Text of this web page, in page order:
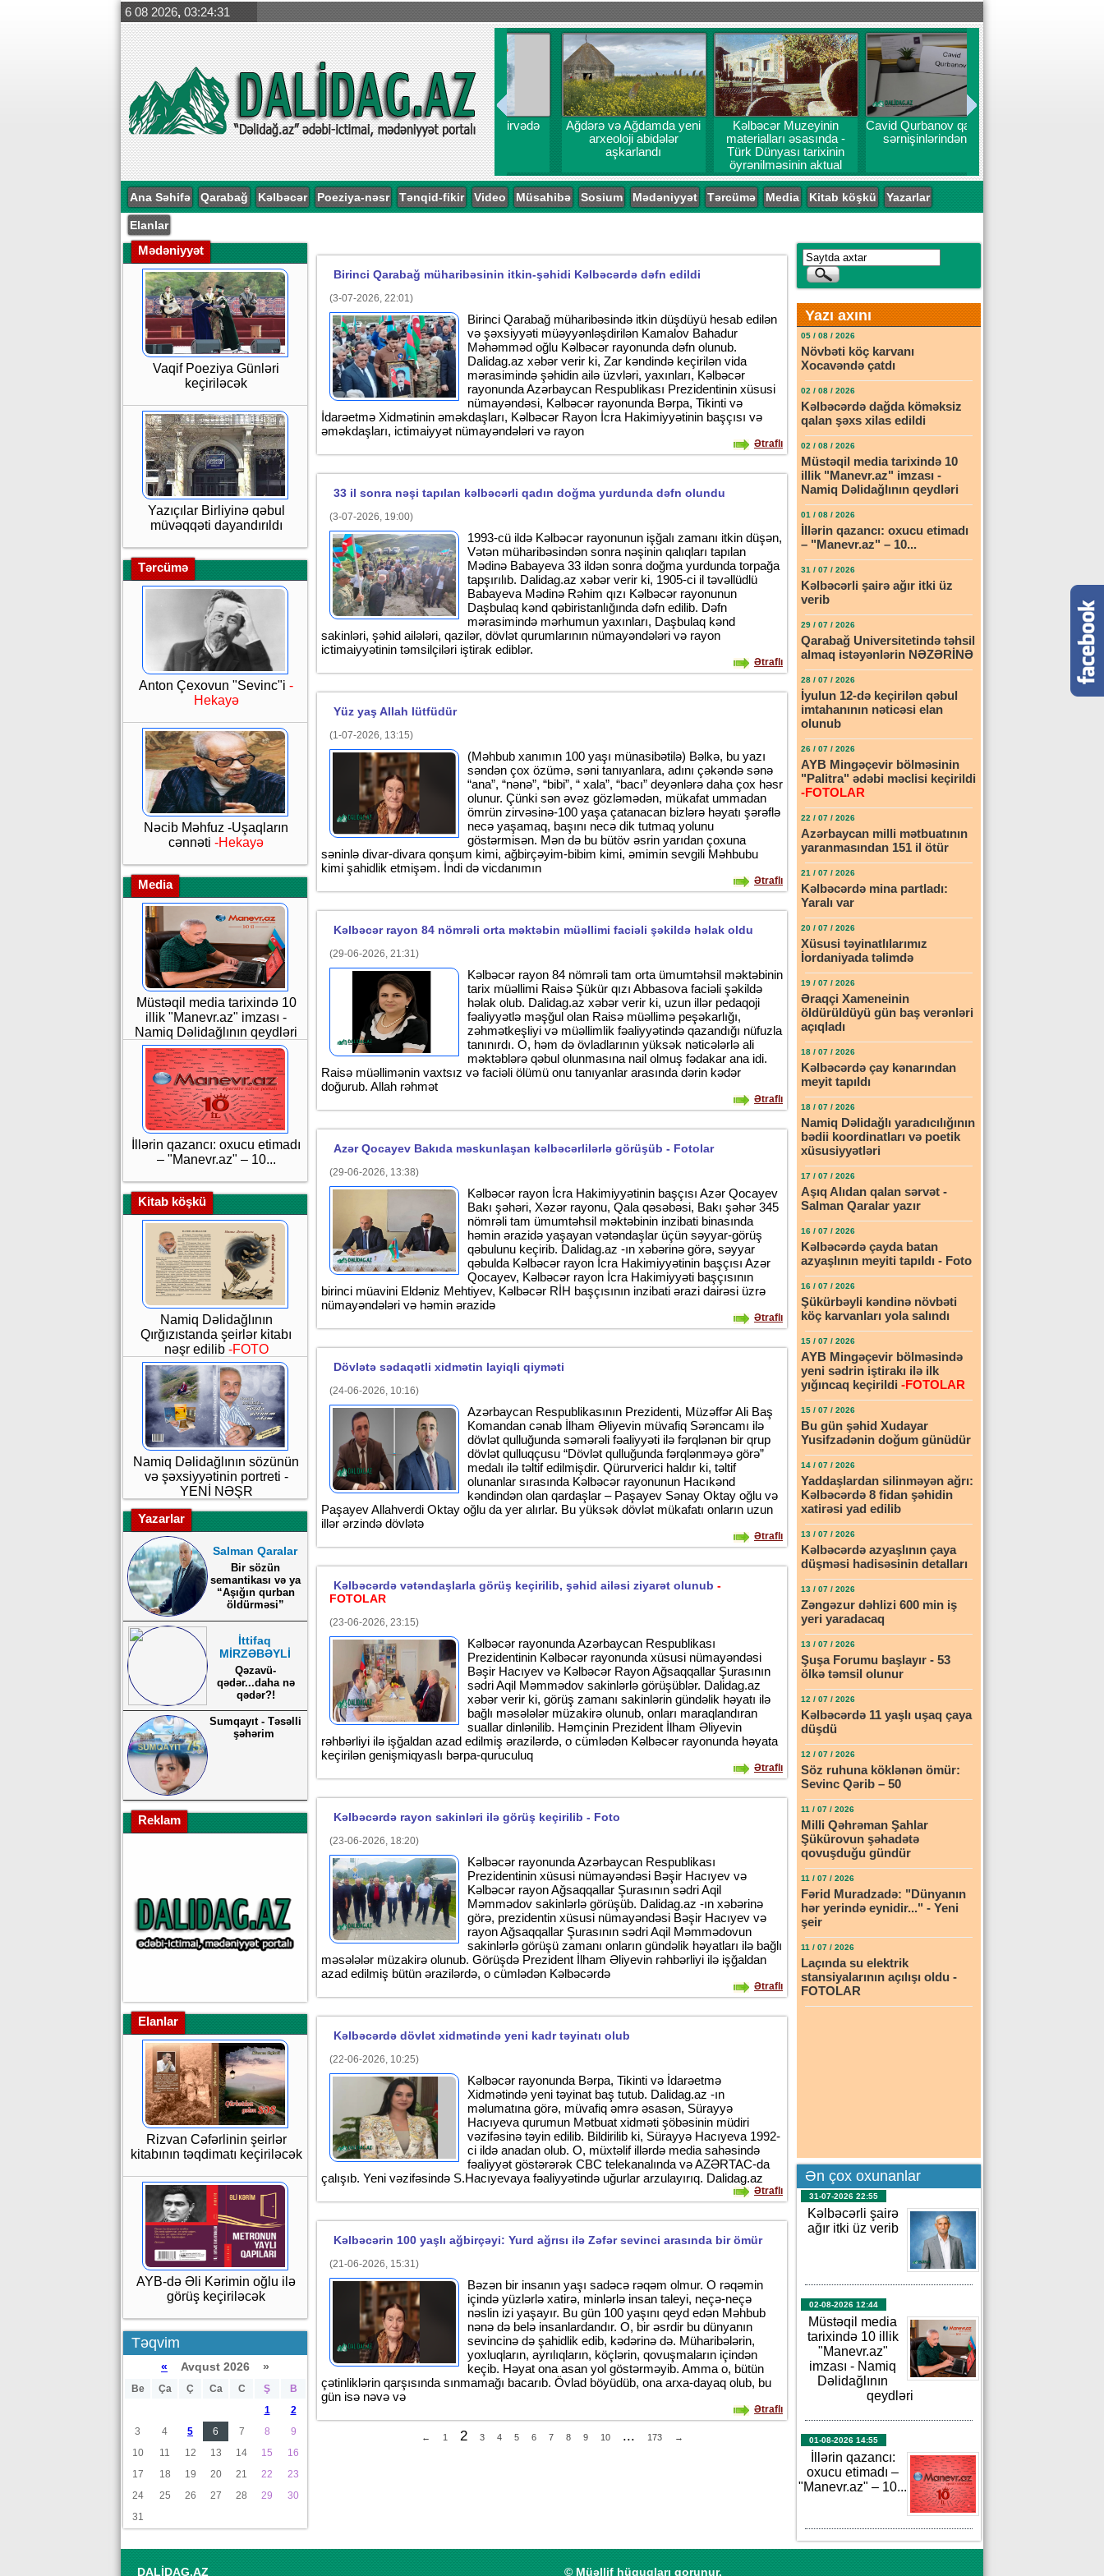
6 08 2026, 03:24:32
Ağdərə və Ağdamda yeni
arxeoloji abidələr
aşkarlandı
Kəlbəcər Muzeyinin
materialları əsasında -
Türk Dünyası tarixinin
öyrənilməsinin aktual
problemləri
Cavid Qurbanov qatarın ilk
sərnişinlərindən oldu
Ana Səhifə Qarabağ Kəlbəcər Poeziya-nəsr Tənqid-fikir Video Müsahibə Sosium Mədəniyyət Tərcümə Media Kitab köşkü Yazarlar
Elanlar
Mədəniyyət
Vaqif Poeziya Günləri
keçiriləcək
Yazıçılar Birliyinə qəbul
müvəqqəti dayandırıldı
Tərcümə
Anton Çexovun "Sevinc"i -
Hekayə
Nəcib Məhfuz -Uşaqların
cənnəti -Hekayə
Media
Müstəqil media tarixində 10
illik "Manevr.az" imzası -
Namiq Dəlidağlının qeydləri
İllərin qazancı: oxucu etimadı
– "Manevr.az" – 10...
Kitab köşkü
Namiq Dəlidağlının
Qırğızıstanda şeirlər kitabı
nəşr edilib -FOTO
Namiq Dəlidağlının sözünün
və şəxsiyyətinin portreti -
YENİ NƏŞR
Yazarlar
Salman Qaralar
Bir sözün
semantikası və ya
“Aşığın qurban
öldürməsi”
İttifaq
MİRZƏBƏYLİ
Qəzavü-
qədər...daha nə
qədər?!
Sumqayıt - Təsəlli
şəhərim
Reklam
Elanlar
Rizvan Cəfərlinin şeirlər
kitabının təqdimatı keçiriləcək
AYB-də Əli Kərimin oğlu ilə
görüş keçiriləcək
Təqvim
« Avqust 2026 »
Be Ça Ç Ca C Ş
B
1
2
3
4 5 6 7 8
9
10
11 12 13 14 15
16
17
18 19 20 21 22
23
24
25 26 27 28 29
30
31
Birinci Qarabağ müharibəsinin itkin-şəhidi Kəlbəcərdə dəfn edildi
(3-07-2026, 22:01)
Birinci Qarabağ müharibəsində itkin düşdüyü hesab edilən
və şəxsiyyəti müəyyənləşdirilən Kamalov Bahadur
Məhəmməd oğlu Kəlbəcər rayonunda dəfn olunub.
Dalidag.az xəbər verir ki, Zar kəndində keçirilən vida
mərasimində şəhidin ailə üzvləri, yaxınları, Kəlbəcər
rayonunda Azərbaycan Respublikası Prezidentinin xüsusi
nümayəndəsi, Kəlbəcər rayonunda Bərpa, Tikinti və
İdarəetmə Xidmətinin əməkdaşları, Kəlbəcər Rayon İcra Hakimiyyətinin başçısı və
əməkdaşları, ictimaiyyət nümayəndələri və rayon
Ətraflı
33 il sonra nəşi tapılan kəlbəcərli qadın doğma yurdunda dəfn olundu
(3-07-2026, 19:00)
1993-cü ildə Kəlbəcər rayonunun işğalı zamanı itkin düşən,
Vətən müharibəsindən sonra nəşinin qalıqları tapılan
Mədinə Babayeva 33 ildən sonra doğma yurdunda torpağa
tapşırılıb. Dalidag.az xəbər verir ki, 1905-ci il təvəllüdlü
Babayeva Mədinə Rəhim qızı Kəlbəcər rayonunun
Daşbulaq kənd qəbiristanlığında dəfn edilib. Dəfn
mərasimində mərhumun yaxınları, Daşbulaq kənd
sakinləri, şəhid ailələri, qazilər, dövlət qurumlarının nümayəndələri və rayon
ictimaiyyətinin təmsilçiləri iştirak ediblər.
Ətraflı
Yüz yaş Allah lütfüdür
(1-07-2026, 13:15)
(Məhbub xanımın 100 yaşı münasibətilə) Bəlkə, bu yazı
səndən çox özümə, səni tanıyanlara, adını çəkəndə sənə
“ana”, “nənə”, “bibi”, “ xala”, “bacı” deyənlərə daha çox həsr
olunur. Çünki sən əvəz gözləmədən, mükafat ummadan
ömrün zirvəsinə-100 yaşa çatanacan bizlərə həyatı şərəflə
necə yaşamaq, başını necə dik tutmaq yolunu
göstərmisən. Mən də bu bütöv əsrin yarıdan çoxuna
səninlə divar-divara qonşum kimi, ağbirçəyim-bibim kimi, əmimin sevgili Məhbubu
kimi şahidlik etmişəm. İndi də vicdanımın
Ətraflı
Kəlbəcər rayon 84 nömrəli orta məktəbin müəllimi faciəli şəkildə həlak oldu
(29-06-2026, 21:31)
Kəlbəcər rayon 84 nömrəli tam orta ümumtəhsil məktəbinin
tarix müəllimi Raisə Şükür qızı Abbasova faciəli şəkildə
həlak olub. Dalidag.az xəbər verir ki, uzun illər pedaqoji
fəaliyyətlə məşğul olan Raisə müəllimə peşəkarlığı,
zəhmətkeşliyi və müəllimlik fəaliyyətində qazandığı nüfuzla
tanınırdı. O, həm də övladlarının yüksək nəticələrlə ali
məktəblərə qəbul olunmasına nail olmuş fədakar ana idi.
Raisə müəllimənin vaxtsız və faciəli ölümü onu tanıyanlar arasında dərin kədər
doğurub. Allah rəhmət
Ətraflı
Azər Qocayev Bakıda məskunlaşan kəlbəcərlilərlə görüşüb - Fotolar
(29-06-2026, 13:38)
Kəlbəcər rayon İcra Hakimiyyətinin başçısı Azər Qocayev
Bakı şəhəri, Xəzər rayonu, Qala qəsəbəsi, Bakı şəhər 345
nömrəli tam ümumtəhsil məktəbinin inzibati binasında
həmin ərazidə yaşayan vətəndaşlar üçün səyyar-görüş
qəbulunu keçirib. Dalidag.az -ın xəbərinə görə, səyyar
qəbulda Kəlbəcər rayon İcra Hakimiyyətinin başçısı Azər
Qocayev, Kəlbəcər rayon İcra Hakimiyyəti başçısının
birinci müavini Eldəniz Mehtiyev, Kəlbəcər RİH başçısının inzibati ərazi dairəsi üzrə
nümayəndələri və həmin ərazidə
Ətraflı
Dövlətə sədaqətli xidmətin layiqli qiyməti
(24-06-2026, 10:16)
Azərbaycan Respublikasının Prezidenti, Müzəffər Ali Baş
Komandan cənab İlham Əliyevin müvafiq Sərəncamı ilə
dövlət qulluğunda səmərəli fəaliyyəti ilə fərqlənən bir qrup
dövlət qulluqçusu “Dövlət qulluğunda fərqlənməyə görə”
medalı ilə təltif edilmişdir. Qürurverici haldır ki, təltif
olunanlar sırasında Kəlbəcər rayonunun Hacıkənd
kəndindən olan qardaşlar – Paşayev Sənay Oktay oğlu və
Paşayev Allahverdi Oktay oğlu da yer alırlar. Bu yüksək dövlət mükafatı onların uzun
illər ərzində dövlətə
Ətraflı
Kəlbəcərdə vətəndaşlarla görüş keçirilib, şəhid ailəsi ziyarət olunub -
FOTOLAR
(23-06-2026, 23:15)
Kəlbəcər rayonunda Azərbaycan Respublikası
Prezidentinin Kəlbəcər rayonunda xüsusi nümayəndəsi
Bəşir Hacıyev və Kəlbəcər Rayon Ağsaqqallar Şurasının
sədri Aqil Məmmədov sakinlərlə görüşüblər. Dalidag.az
xəbər verir ki, görüş zamanı sakinlərin gündəlik həyatı ilə
bağlı məsələlər müzakirə olunub, onları maraqlandıran
suallar dinlənilib. Həmçinin Prezident İlham Əliyevin
rəhbərliyi ilə işğaldan azad edilmiş ərazilərdə, o cümlədən Kəlbəcər rayonunda həyata
keçirilən genişmiqyaslı bərpa-quruculuq
Ətraflı
Kəlbəcərdə rayon sakinləri ilə görüş keçirilib - Foto
(23-06-2026, 18:20)
Kəlbəcər rayonunda Azərbaycan Respublikası
Prezidentinin xüsusi nümayəndəsi Bəşir Hacıyev və
Kəlbəcər rayon Ağsaqqallar Şurasının sədri Aqil
Məmmədov sakinlərlə görüşüb. Dalidag.az -ın xəbərinə
görə, prezidentin xüsusi nümayəndəsi Bəşir Hacıyev və
rayon Ağsaqqallar Şurasının sədri Aqil Məmmədovun
sakinlərlə görüşü zamanı onların gündəlik həyatları ilə bağlı
məsələlər müzakirə olunub. Görüşdə Prezident İlham Əliyevin rəhbərliyi ilə işğaldan
azad edilmiş bütün ərazilərdə, o cümlədən Kəlbəcərdə
Ətraflı
Kəlbəcərdə dövlət xidmətində yeni kadr təyinatı olub
(22-06-2026, 10:25)
Kəlbəcər rayonunda Bərpa, Tikinti və İdarəetmə
Xidmətində yeni təyinat baş tutub. Dalidag.az -ın
məlumatına görə, müvafiq əmrə əsasən, Sürayyə
Hacıyeva qurumun Mətbuat xidməti şöbəsinin müdiri
vəzifəsinə təyin edilib. Bildirilib ki, Sürayyə Hacıyeva 1992-
ci ildə anadan olub. O, müxtəlif illərdə media sahəsində
fəaliyyət göstərərək CBC telekanalında və AZƏRTAC-da
çalışıb. Yeni vəzifəsində S.Hacıyevaya fəaliyyətində uğurlar arzulayırıq. Dalidag.az
Ətraflı
Kəlbəcərin 100 yaşlı ağbirçəyi: Yurd ağrısı ilə Zəfər sevinci arasında bir ömür
(21-06-2026, 15:31)
Bəzən bir insanın yaşı sadəcə rəqəm olmur. O rəqəmin
içində yüzlərlə xatirə, minlərlə insan taleyi, neçə-neçə
nəslin izi yaşayır. Bu gün 100 yaşını qeyd edən Məhbub
nənə də belə insanlardandır. O, bir əsrdir bu dünyanın
sevincinə də şahidlik edib, kədərinə də. Müharibələrin,
yoxluqların, ayrılıqların, köçlərin, qovuşmaların içindən
keçib. Həyat ona asan yol göstərməyib. Amma o, bütün
çətinliklərin qarşısında sınmamağı bacarıb. Övlad böyüdüb, ona arxa-dayaq olub, bu
gün isə nəvə və
Ətraflı
← 1 2 3 4 5 6 7 8 9 10 ... 173 →
Yazı axını
05 / 08 / 2026
Növbəti köç karvanı
Xocavəndə çatdı
02 / 08 / 2026
Kəlbəcərdə dağda köməksiz
qalan şəxs xilas edildi
02 / 08 / 2026
Müstəqil media tarixində 10
illik "Manevr.az" imzası -
Namiq Dəlidağlının qeydləri
01 / 08 / 2026
İllərin qazancı: oxucu etimadı
– "Manevr.az" – 10...
31 / 07 / 2026
Kəlbəcərli şairə ağır itki üz
verib
29 / 07 / 2026
Qarabağ Universitetində təhsil
almaq istəyənlərin NƏZƏRİNƏ
28 / 07 / 2026
İyulun 12-də keçirilən qəbul
imtahanının nəticəsi elan
olunub
26 / 07 / 2026
AYB Mingəçevir bölməsinin
"Palitra" ədəbi məclisi keçirildi
-FOTOLAR
22 / 07 / 2026
Azərbaycan milli mətbuatının
yaranmasından 151 il ötür
21 / 07 / 2026
Kəlbəcərdə mina partladı:
Yaralı var
20 / 07 / 2026
Xüsusi təyinatlılarımız
İordaniyada təlimdə
19 / 07 / 2026
Əraqçi Xameneinin
öldürüldüyü gün baş verənləri
açıqladı
18 / 07 / 2026
Kəlbəcərdə çay kənarından
meyit tapıldı
18 / 07 / 2026
Namiq Dəlidağlı yaradıcılığının
bədii koordinatları və poetik
xüsusiyyətləri
17 / 07 / 2026
Aşıq Alıdan qalan sərvət -
Salman Qaralar yazır
16 / 07 / 2026
Kəlbəcərdə çayda batan
azyaşlının meyiti tapıldı - Foto
16 / 07 / 2026
Şükürbəyli kəndinə növbəti
köç karvanları yola salındı
15 / 07 / 2026
AYB Mingəçevir bölməsində
yeni sədrin iştirakı ilə ilk
yığıncaq keçirildi -FOTOLAR
15 / 07 / 2026
Bu gün şəhid Xudayar
Yusifzadənin doğum günüdür
14 / 07 / 2026
Yaddaşlardan silinməyən ağrı:
Kəlbəcərdə 8 fidan şəhidin
xatirəsi yad edilib
13 / 07 / 2026
Kəlbəcərdə azyaşlının çaya
düşməsi hadisəsinin detalları
13 / 07 / 2026
Zəngəzur dəhlizi 600 min iş
yeri yaradacaq
13 / 07 / 2026
Şuşa Forumu başlayır - 53
ölkə təmsil olunur
12 / 07 / 2026
Kəlbəcərdə 11 yaşlı uşaq çaya
düşdü
12 / 07 / 2026
Söz ruhuna köklənən ömür:
Sevinc Qərib – 50
11 / 07 / 2026
Milli Qəhrəman Şahlar
Şükürovun şəhadətə
qovuşduğu gündür
11 / 07 / 2026
Fərid Muradzadə: "Dünyanın
hər yerində eynidir..." - Yeni
şeir
11 / 07 / 2026
Laçında su elektrik
stansiyalarının açılışı oldu -
FOTOLAR
Ən çox oxunanlar
31-07-2026 22:55
Kəlbəcərli şairə
ağır itki üz verib
02-08-2026 12:44
Müstəqil media
tarixində 10 illik
"Manevr.az"
imzası - Namiq
Dəlidağlının
qeydləri
01-08-2026 14:55
İllərin qazancı:
oxucu etimadı –
"Manevr.az" – 10...
DALİDAG.AZ © Müəllif hüquqları qorunur.